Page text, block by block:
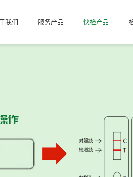
我们 服务产品 快检产品